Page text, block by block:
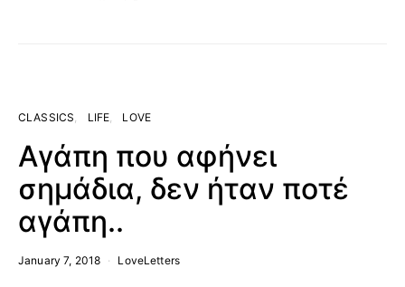
CLASSICS LIFE LOVE
Αγάπη που αφήνει
σημάδια, δεν ήταν ποτέ
αγάπη..
January 7, 2018 LoveLetters